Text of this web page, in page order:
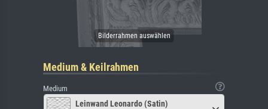
Medium & Keilrahmen
Medium
Leinwand Leonardo (Satin)